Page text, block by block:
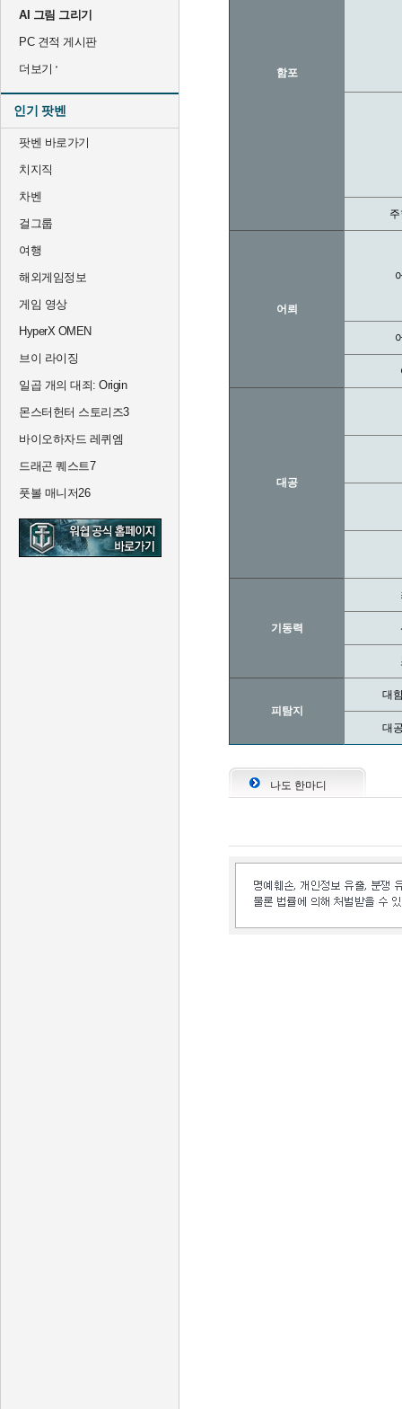
AI 그림 그리기
PC 견적 게시판
더보기
인기 팟벤
팟벤 바로가기
치지직
차벤
걸그룹
여행
해외게임정보
게임 영상
HyperX OMEN
브이 라이징
일곱 개의 대죄: Origin
몬스터헌터 스토리즈3
바이오하자드 레퀴엠
드래곤 퀘스트7
풋볼 매니저26
함포
어뢰
대공
기동력
피탐지
대
대
나도 한마디